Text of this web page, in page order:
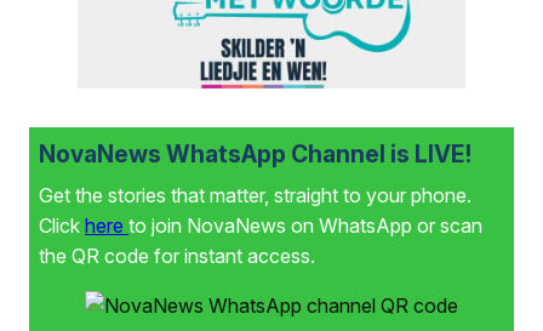
NovaNews WhatsApp Channel is LIVE!
Get the stories that matter, straight to your phone.
Click here to join NovaNews on WhatsApp or scan
the QR code for instant access.